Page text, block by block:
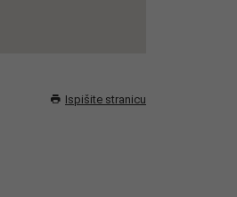
Ispišite stranicu